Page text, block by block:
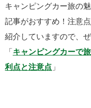
キャンピングカー旅の
記事がおすすめ！注意
紹介していますので、
「 キャンピングカーで
利点と注意点 」